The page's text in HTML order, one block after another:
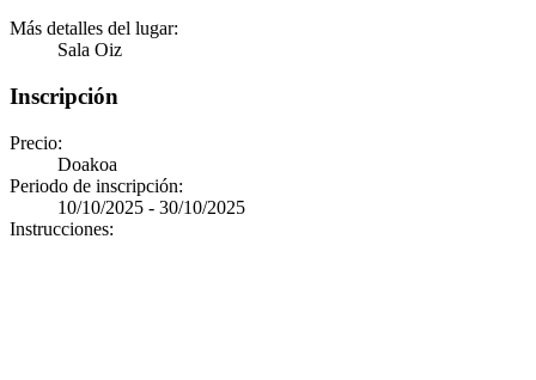
Más detalles del lugar:
Sala Oiz
Inscripción
Precio:
Doakoa
Periodo de inscripción:
10/10/2025 - 30/10/2025
Instrucciones: